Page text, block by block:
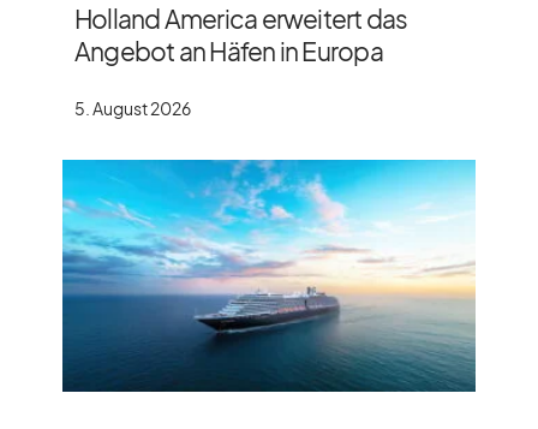
Holland America erweitert das
Angebot an Häfen in Europa
5. August 2026